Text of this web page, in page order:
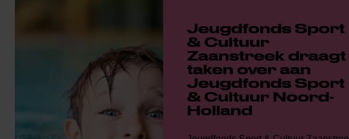
Jeugdfonds Sport
& Cultuur
Zaanstreek draagt
taken over aan
Jeugdfonds Sport
& Cultuur Noord-
Holland